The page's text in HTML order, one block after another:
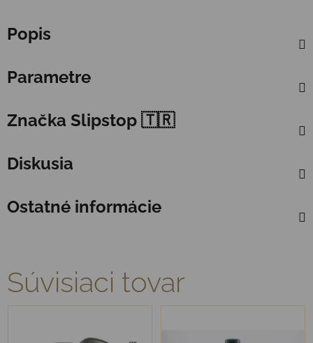
Popis
Parametre
Značka Slipstop 🇹🇷
Diskusia
Ostatné informácie
Súvisiaci tovar